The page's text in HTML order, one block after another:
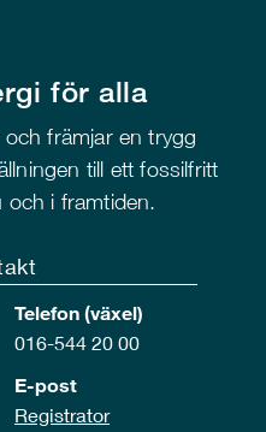
för alla
och främjar en trygg
till ett fossilfritt
och i framtiden.
Telefon (växel)
016-544 20 00
E-post
Registrator